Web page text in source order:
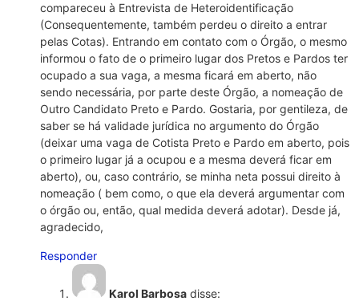
compareceu à Entrevista de Heteroidentificação
(Consequentemente, também perdeu o direito a entrar
pelas Cotas). Entrando em contato com o Órgão, o mesmo
informou o fato de o primeiro lugar dos Pretos e Pardos ter
ocupado a sua vaga, a mesma ficará em aberto, não
sendo necessária, por parte deste Órgão, a nomeação de
Outro Candidato Preto e Pardo. Gostaria, por gentileza, de
saber se há validade jurídica no argumento do Órgão
(deixar uma vaga de Cotista Preto e Pardo em aberto, pois
o primeiro lugar já a ocupou e a mesma deverá ficar em
aberto), ou, caso contrário, se minha neta possui direito à
nomeação ( bem como, o que ela deverá argumentar com
o órgão ou, então, qual medida deverá adotar). Desde já,
agradecido,
Responder
Karol Barbosa disse: